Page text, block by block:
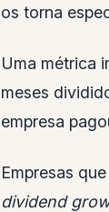
os torna
Uma métrica
meses
empresa
Empresas
dividend